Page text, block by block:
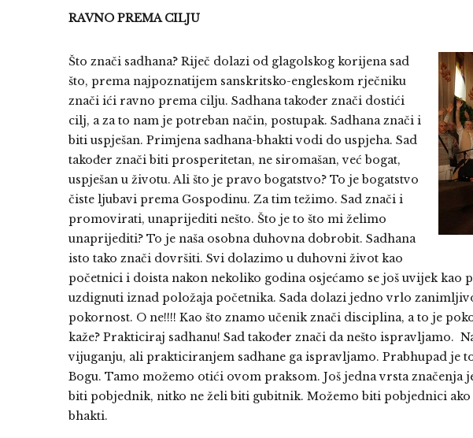
RAVNO PREMA CILJU
Što znači sadhana? Riječ dolazi od glagolskog korijena sad
što, prema najpoznatijem sanskritsko-engleskom rječniku
znači ići ravno prema cilju. Sadhana također znači dostići
cilj, a za to nam je potreban način, postupak. Sadhana znači i
biti uspješan. Primjena sadhana-bhakti vodi do uspjeha. Sad
također znači biti prosperitetan, ne siromašan, već bogat,
uspješan u životu. Ali što je pravo bogatstvo? To je bogatstvo
čiste ljubavi prema Gospodinu. Za tim težimo. Sad znači i
promovirati, unaprijediti nešto. Što je to što mi želimo
unaprijediti? To je naša osobna duhovna dobrobit. Sadhana
isto tako znači dovršiti. Svi dolazimo u duhovni život kao
početnici i doista nakon nekoliko godina osjećamo se još uvijek kao
uzdignuti iznad položaja početnika. Sada dolazi jedno vrlo
pokornost. O ne!!!! Kao što znamo učenik znači disciplina, a to je
kaže? Prakticiraj sadhanu! Sad također znači da nešto ispravljamo.
vijuganju, ali prakticiranjem sadhane ga ispravljamo. Prabhupad je
Bogu. Tamo možemo otići ovom praksom. Još jedna vrsta
biti pobjednik, nitko ne želi biti gubitnik. Možemo biti pobjednici
bhakti.